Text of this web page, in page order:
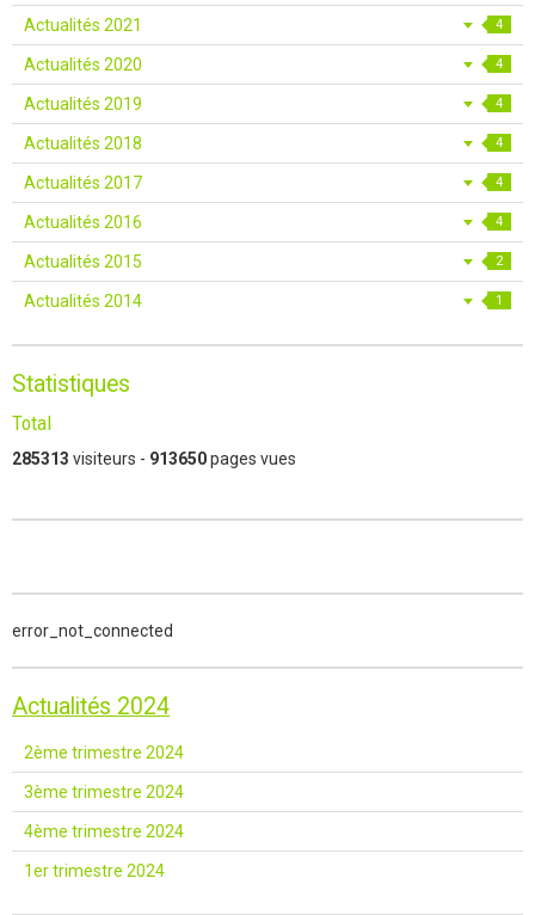
Actualités 2021 4
Actualités 2020 4
Actualités 2019 4
Actualités 2018 4
Actualités 2017 4
Actualités 2016 4
Actualités 2015 2
Actualités 2014 1
Statistiques
Total
285313 visiteurs - 913650pages vues
error_not_connected
Actualités 2024
2ème trimestre 2024
3ème trimestre 2024
4ème trimestre 2024
1er trimestre 2024